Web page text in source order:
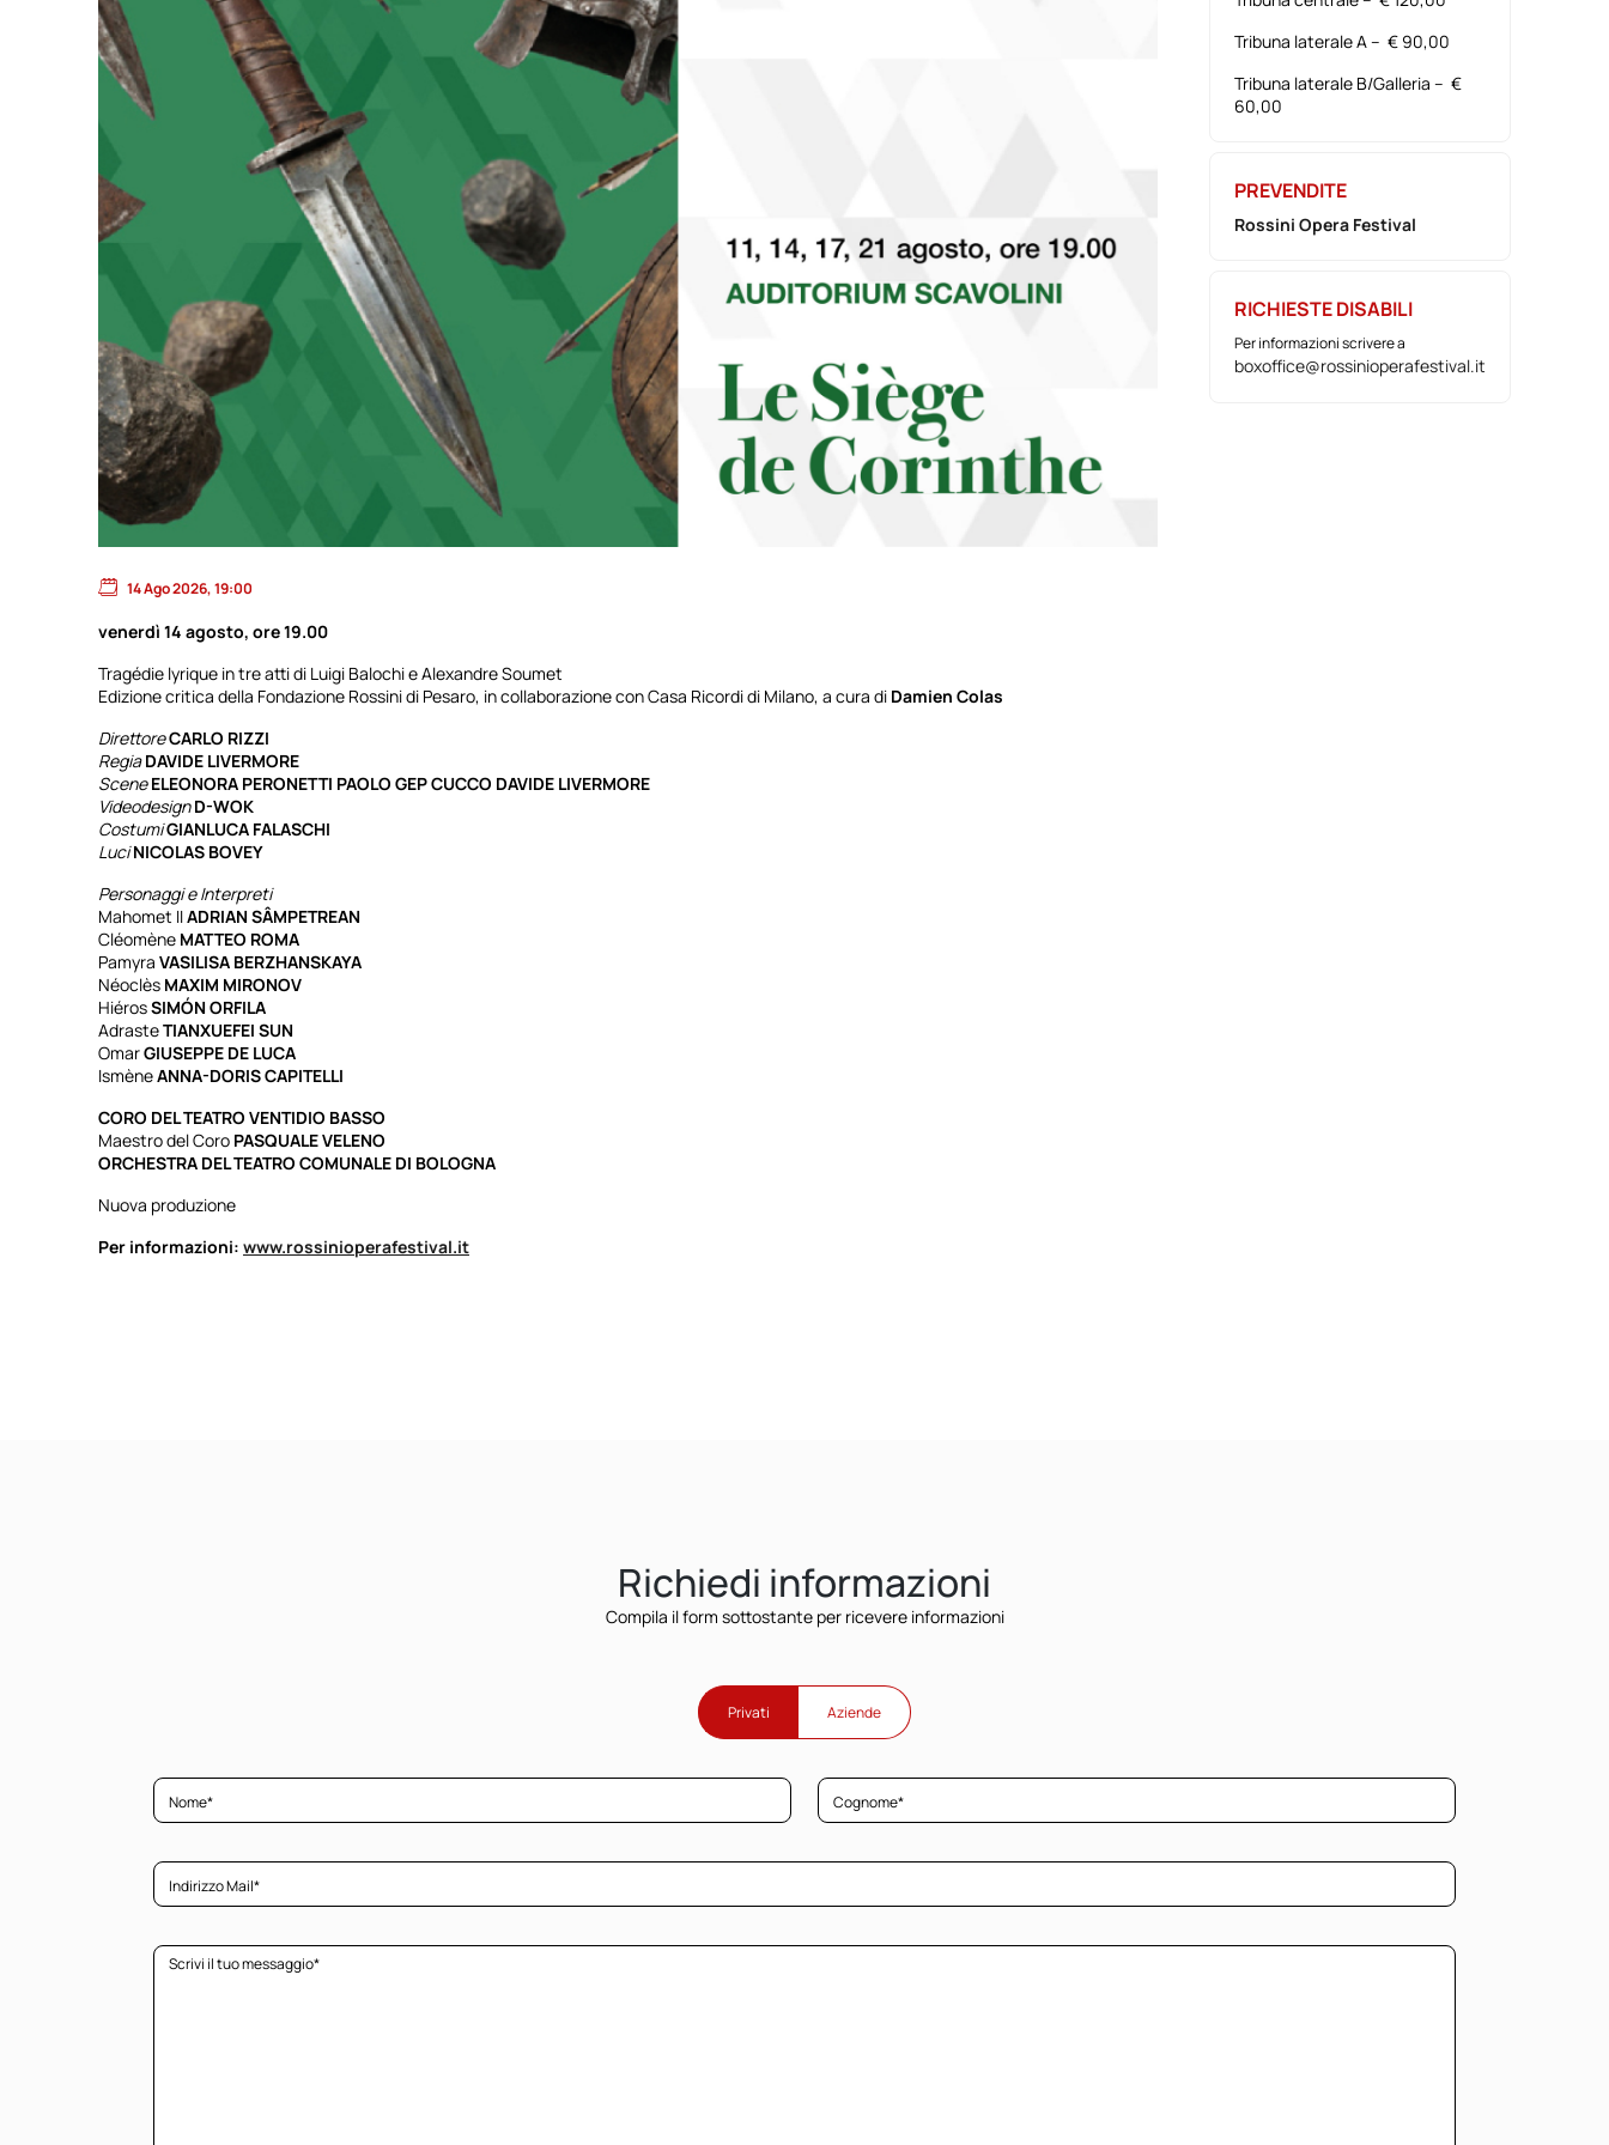
14 Ago 2026, 19:00
venerdì 14 agosto, ore 19.00
Tragédie lyrique in tre atti di Luigi Balochi e Alexandre Soumet
Edizione critica della Fondazione Rossini di Pesaro, in collaborazione con Casa Ricordi di Milano, a cura di Damien Colas
DirettoreCARLO RIZZI
Regia DAVIDE LIVERMORE
Scene ELEONORA PERONETTI PAOLO GEP CUCCO DAVIDE LIVERMORE
Videodesign D-WOK
CostumiGIANLUCA FALASCHI
Luci NICOLAS BOVEY
Personaggi e Interpreti
Mahomet IIADRIAN SÂMPETREAN
Cléomène MATTEO ROMA
Pamyra VASILISA BERZHANSKAYA
Néoclès MAXIM MIRONOV
HiérosSIMÓN ORFILA
AdrasteTIANXUEFEI SUN
OmarGIUSEPPE DE LUCA
IsmèneANNA-DORIS CAPITELLI
CORO DEL TEATRO VENTIDIO BASSO
Maestro del Coro PASQUALE VELENO
ORCHESTRA DEL TEATRO COMUNALE DI BOLOGNA
Nuova produzione
Per informazioni: www.rossinioperafestival.it
Tribuna laterale A – € 90,00
Tribuna laterale B/Galleria – €
60,00
PREVENDITE
Rossini Opera Festival
RICHIESTE DISABILI
Per informazioni scrivere a
boxoffice@rossinioperafestival.it
Richiedi informazioni
Compila il form sottostante per ricevere informazioni
Privati Aziende